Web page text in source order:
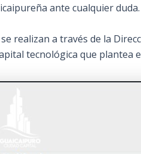
ante cualquier duda.
realizan a través de la
tecnológica que plantea